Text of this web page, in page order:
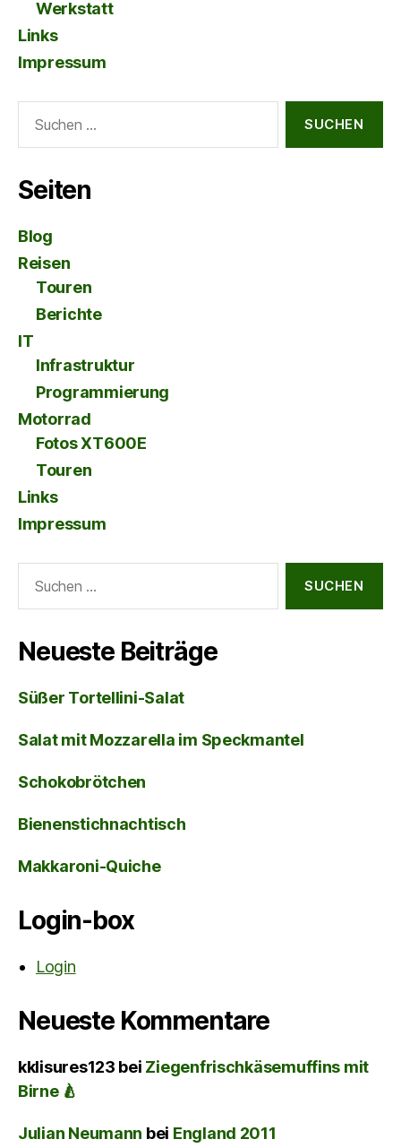
Werkstatt
Links
Impressum
nach:
Seiten
Blog
Reisen
Touren
Berichte
IT
Infrastruktur
Programmierung
Motorrad
Fotos XT600E
Touren
Links
Impressum
nach:
Neueste Beiträge
Süßer Tortellini-Salat
Salat mit Mozzarella im Speckmantel
Schokobrötchen
Bienenstichnachtisch
Makkaroni-Quiche
Login-box
Login
Neueste Kommentare
kklisures123 bei Ziegenfrischkäsemuffins mit
Birne 🍐
Julian Neumann bei England 2011